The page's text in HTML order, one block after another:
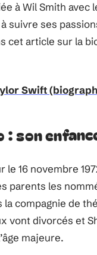
à Wil Smith avec
suivre ses
cet article sur la
Swift
: son
le 16 novembre
parents les
compagnie de
vont divorcés et
majeure.